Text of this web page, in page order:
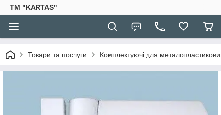
TM "KARTAS"
Товари та послуги Комплектуючі для